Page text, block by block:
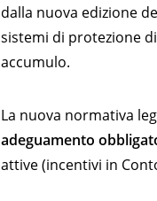
dalla nuova edizione
sistemi di protezione
accumulo.
La nuova normativa
adeguamento
attive (incentivi in